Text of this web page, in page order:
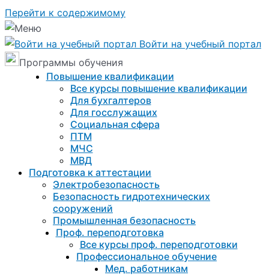
Перейти к содержимому
Войти на учебный портал
Программы обучения
Повышение квалификации
Все курсы повышение квалификации
Для бухгалтеров
Для госслужащих
Социальная сфера
ПТМ
МЧС
МВД
Подготовка к aттестации
Электробезопасность
Безопасность гидротехнических
сооружений
Промышленная безопасность
Проф. переподготовка
Все курсы проф. переподготовки
Профессиональное обучение
Мед. работникам